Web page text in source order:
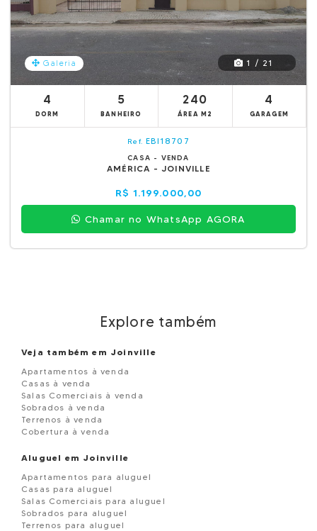
Galeria 1 / 21
4
DORM
5
BANHEIRO
240
ÁREA M2
4
GARAGEM
Ref. EBI18707
CASA - VENDA
AMÉRICA - JOINVILLE
R$ 1.199.000,00
Chamar no WhatsApp AGORA
Explore também
Veja também em Joinville
Apartamentos à venda
Casas à venda
Salas Comerciais à venda
Sobrados à venda
Terrenos à venda
Cobertura à venda
Aluguel em Joinville
Apartamentos para aluguel
Casas para aluguel
Salas Comerciais para aluguel
Sobrados para aluguel
Terrenos para aluguel